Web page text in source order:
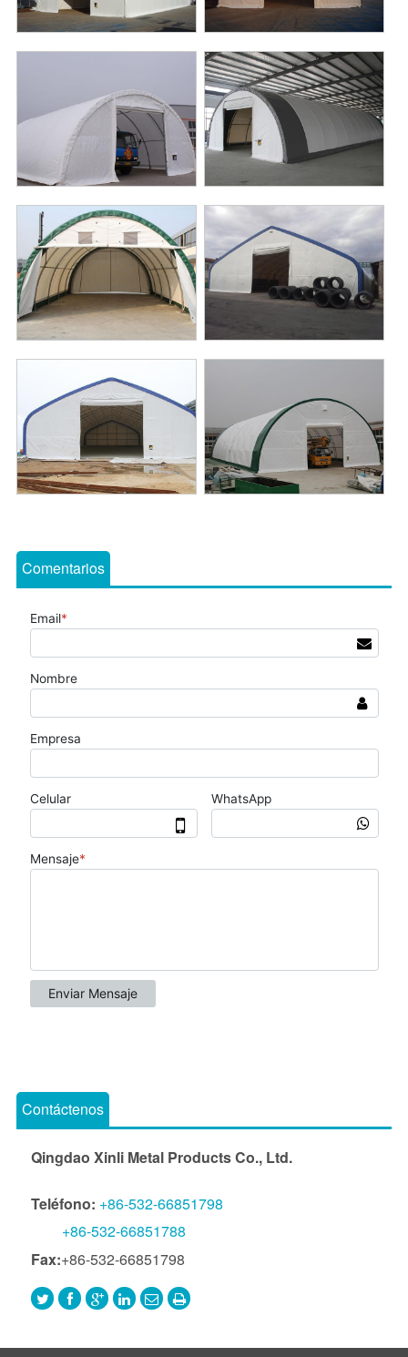
Comentarios
Contáctenos
Qingdao Xinli Metal Products Co., Ltd.
Teléfono: +86-532-66851798
+86-532-66851788
Fax:+86-532-66851798